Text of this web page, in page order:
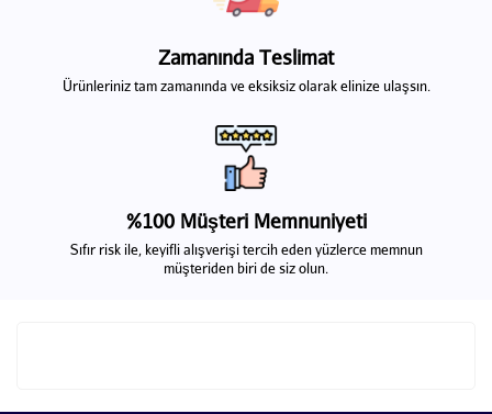
Zamanında Teslimat
Ürünleriniz tam zamanında ve eksiksiz olarak elinize ulaşsın.
%100 Müşteri Memnuniyeti
Sıfır risk ile, keyifli alışverişi tercih eden yüzlerce memnun
müşteriden biri de siz olun.